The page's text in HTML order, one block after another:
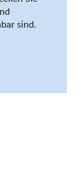
sind.